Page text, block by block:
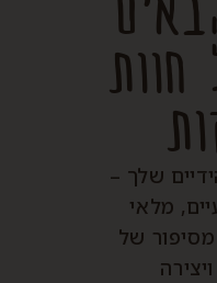
חוות
שלך –
מלאי
של